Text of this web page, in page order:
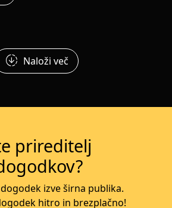
downloading Naloži več
prireditelj
dogodek izve širna publika.
hitro in brezplačno!